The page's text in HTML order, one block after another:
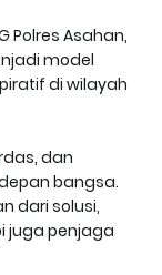
Polres Asahan,
model
di wilayah
dan
bangsa.
dari solusi,
juga penjaga